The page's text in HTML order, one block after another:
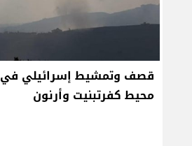
قصف وتمشيط إسرائيلي في
محيط كفرتبنيت وأرنون